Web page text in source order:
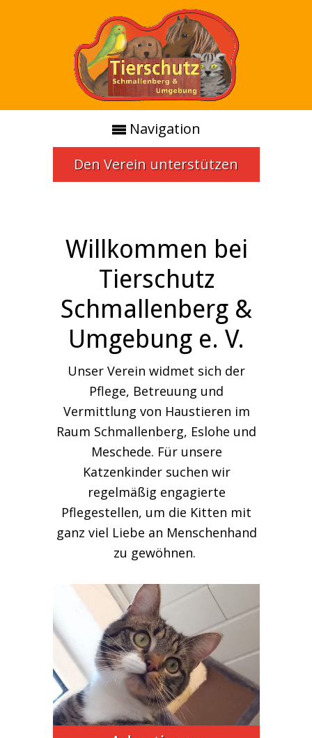
Navigation
Den Verein unterstützen
Willkommen bei
Tierschutz
Schmallenberg &
Umgebung e. V.
Unser Verein widmet sich der
Pflege, Betreuung und
Vermittlung von Haustieren im
Raum Schmallenberg, Eslohe und
Meschede. Für unsere
Katzenkinder suchen wir
regelmäßig engagierte
Pflegestellen, um die Kitten mit
ganz viel Liebe an Menschenhand
zu gewöhnen.